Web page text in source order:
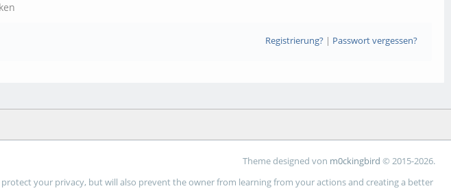
Registrierung?| Passwort vergessen?
Theme designed von m0ckingbird © 2015-2026.
your privacy, but will also prevent the owner from learning from your actions and creating a better